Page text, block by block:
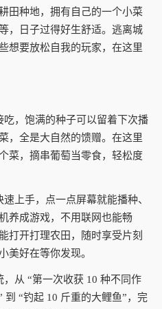
田种地，拥有自己的一个小菜
，日子过得好生舒适。逃离城
想要放松自我的玩家，在这里
，饱满的种子可以留着下次播
，全是大自然的馈赠。在这里
菜，摘串葡萄当零食，轻松度
上手，点一点屏幕就能播种、
养成游戏，不用联网也能畅
打开打理农田，随时享受片刻
美好在等你发现。
从 “第一次收获 10 种不同作
到 “钓起 10 斤重的大鲤鱼”，完